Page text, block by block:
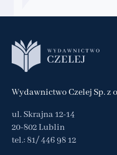
Wydawnictwo Czelej Sp. z
ul. Skrajna 12-14
20-802 Lublin
tel.: 81/ 446 98 12